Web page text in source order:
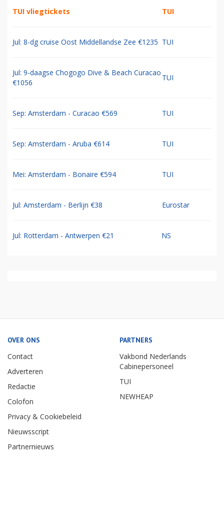
TUI vliegtickets TUI
Jul: 8-dg cruise Oost Middellandse Zee €1235 TUI
Jul: 9-daagse Chogogo Dive & Beach Curacao
€1056
TUI
Sep: Amsterdam - Curacao €569 TUI
Sep: Amsterdam - Aruba €614 TUI
Mei: Amsterdam - Bonaire €594 TUI
Jul: Amsterdam - Berlijn €38 Eurostar
Jul: Rotterdam - Antwerpen €21 NS
OVER ONS
Contact
Adverteren
Redactie
Colofon
Privacy & Cookiebeleid
Nieuwsscript
Partnernieuws
PARTNERS
Vakbond Nederlands
Cabinepersoneel
TUI
NEWHEAP